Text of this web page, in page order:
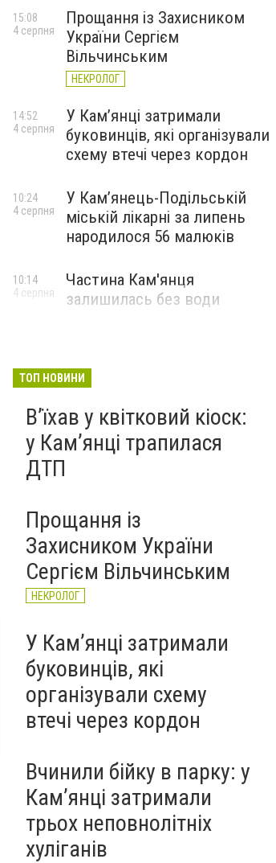
Прощання із Захисником
України Сергієм
Вільчинським
НЕКРОЛОГ
15:08
4 серпня
У Кам’янці затримали
буковинців, які організували
схему втечі через кордон
14:52
4 серпня
У Кам’янець-Подільській
міській лікарні за липень
народилося 56 малюків
10:24
4 серпня
Частина Кам'янця
залишилась без води
10:14
4 серпня
ТОП НОВИНИ
Вʼїхав у квітковий кіоск:
у Камʼянці трапилася
ДТП
Прощання із
Захисником України
Сергієм Вільчинським
НЕКРОЛОГ
У Кам’янці затримали
буковинців, які
організували схему
втечі через кордон
Вчинили бійку в парку: у
Кам’янці затримали
трьох неповнолітніх
хуліганів